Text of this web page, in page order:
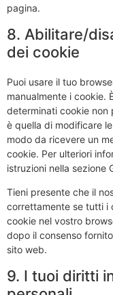
pagina.
8. Abilitare/
dei cookie
Puoi usare il tuo
manualmente i cookie.
determinati cookie non
è quella di modificare
modo da ricevere un
cookie. Per ulteriori
istruzioni nella sezione
Tieni presente che il
correttamente se tutti i
cookie nel vostro
dopo il consenso
sito web.
9. I tuoi diritti